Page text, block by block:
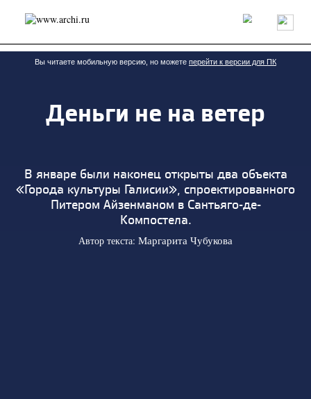
Россия Мир Технологии Интерьер Пресса
Архитекторы
Проекты
Конкурсы События Книги Вакансии
send.project Анонсы конкурсов
Блог
Журнал
Мнение
Дизайн
Иностранцы в России
Интерьер
Книги
Наследие Образование
Урбанистика
Вы читаете мобильную версию, но можете перейти к версии для ПК
Деньги не на ветер
В январе были наконец открыты два объекта
«Города культуры Галисии», спроектированного
Питером Айзенманом в Сантьяго-де-
Компостела.
Автор текста: Маргарита Чубукова